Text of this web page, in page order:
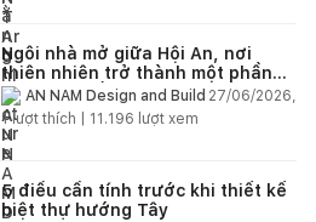
Ngôi nhà mở giữa Hội An, nơi
thiên nhiên trở thành một phần
của cuộc sống
AN NAM Design and Build 27/06/2026,
1lượt thích | 11.196 lượt xem
5 điều cần tính trước khi thiết kế
biệt thự hướng Tây